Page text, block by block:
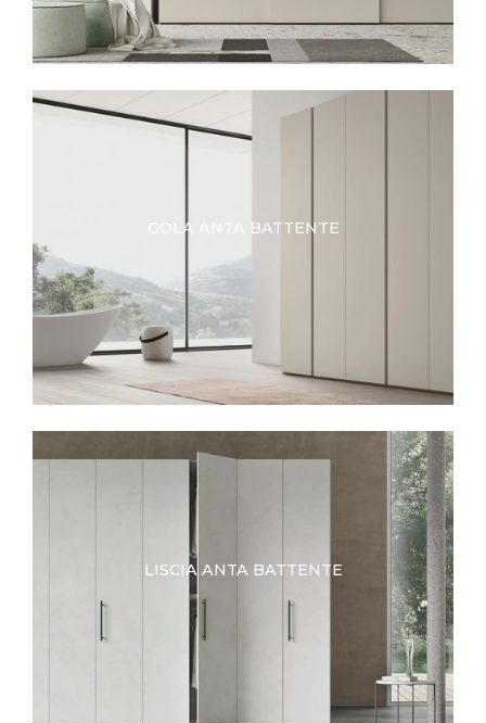
GOLA ANTA BATTENTE
LISCIA ANTA BATTENTE